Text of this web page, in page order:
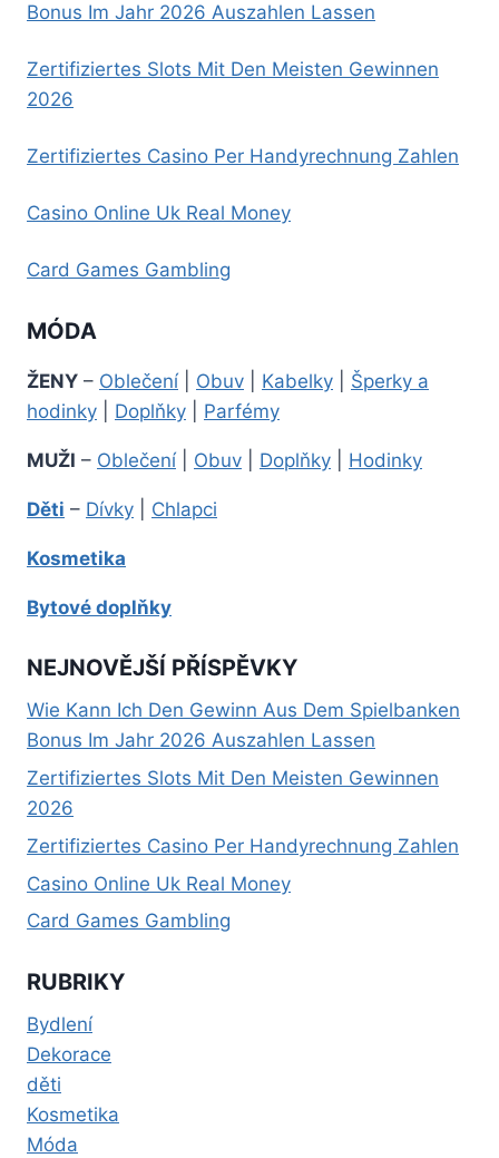
Bonus Im Jahr 2026 Auszahlen Lassen
Zertifiziertes Slots Mit Den Meisten Gewinnen
2026
Zertifiziertes Casino Per Handyrechnung Zahlen
Casino Online Uk Real Money
Card Games Gambling
MÓDA
ŽENY – Oblečení| Obuv Kabelky
Šperky a
hodinky
Doplňky Parfémy
MUŽI – Oblečení| Obuv Doplňky Hodinky
Děti – Dívky Chlapci
Kosmetika
Bytové doplňky
NEJNOVĚJŠÍ PŘÍSPĚVKY
Wie Kann Ich Den Gewinn Aus Dem Spielbanken
Bonus Im Jahr 2026 Auszahlen Lassen
Zertifiziertes Slots Mit Den Meisten Gewinnen
2026
Zertifiziertes Casino Per Handyrechnung Zahlen
Casino Online Uk Real Money
Card Games Gambling
RUBRIKY
Bydlení
Dekorace
děti
Kosmetika
Móda